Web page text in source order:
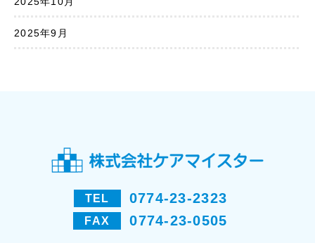
2025年9月
TEL 0774-23-2323
FAX 0774-23-0505